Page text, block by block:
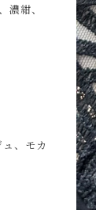
濃紺、
、モカ